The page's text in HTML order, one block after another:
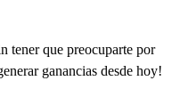
tener que preocuparte por
ganancias desde hoy!